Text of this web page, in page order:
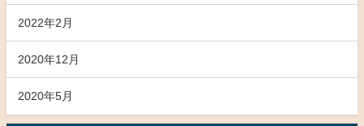
2022年2月
2020年12月
2020年5月